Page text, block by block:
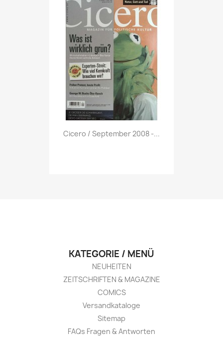
Vorschau
Cicero / September 2008 -...
KATEGORIE / MENÜ
NEUHEITEN
ZEITSCHRIFTEN & MAGAZINE
COMICS
Versandkataloge
Sitemap
FAQs Fragen & Antworten